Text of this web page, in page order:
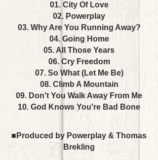
01. City Of Love
02. Powerplay
03. Why Are You Running Away?
04. Going Home
05. All Those Years
06. Cry Freedom
07. So What (Let Me Be)
08. Climb A Mountain
09. Don't You Walk Away From Me
10. God Knows You're Bad Bone
■Produced by Powerplay & Thomas
Brekling